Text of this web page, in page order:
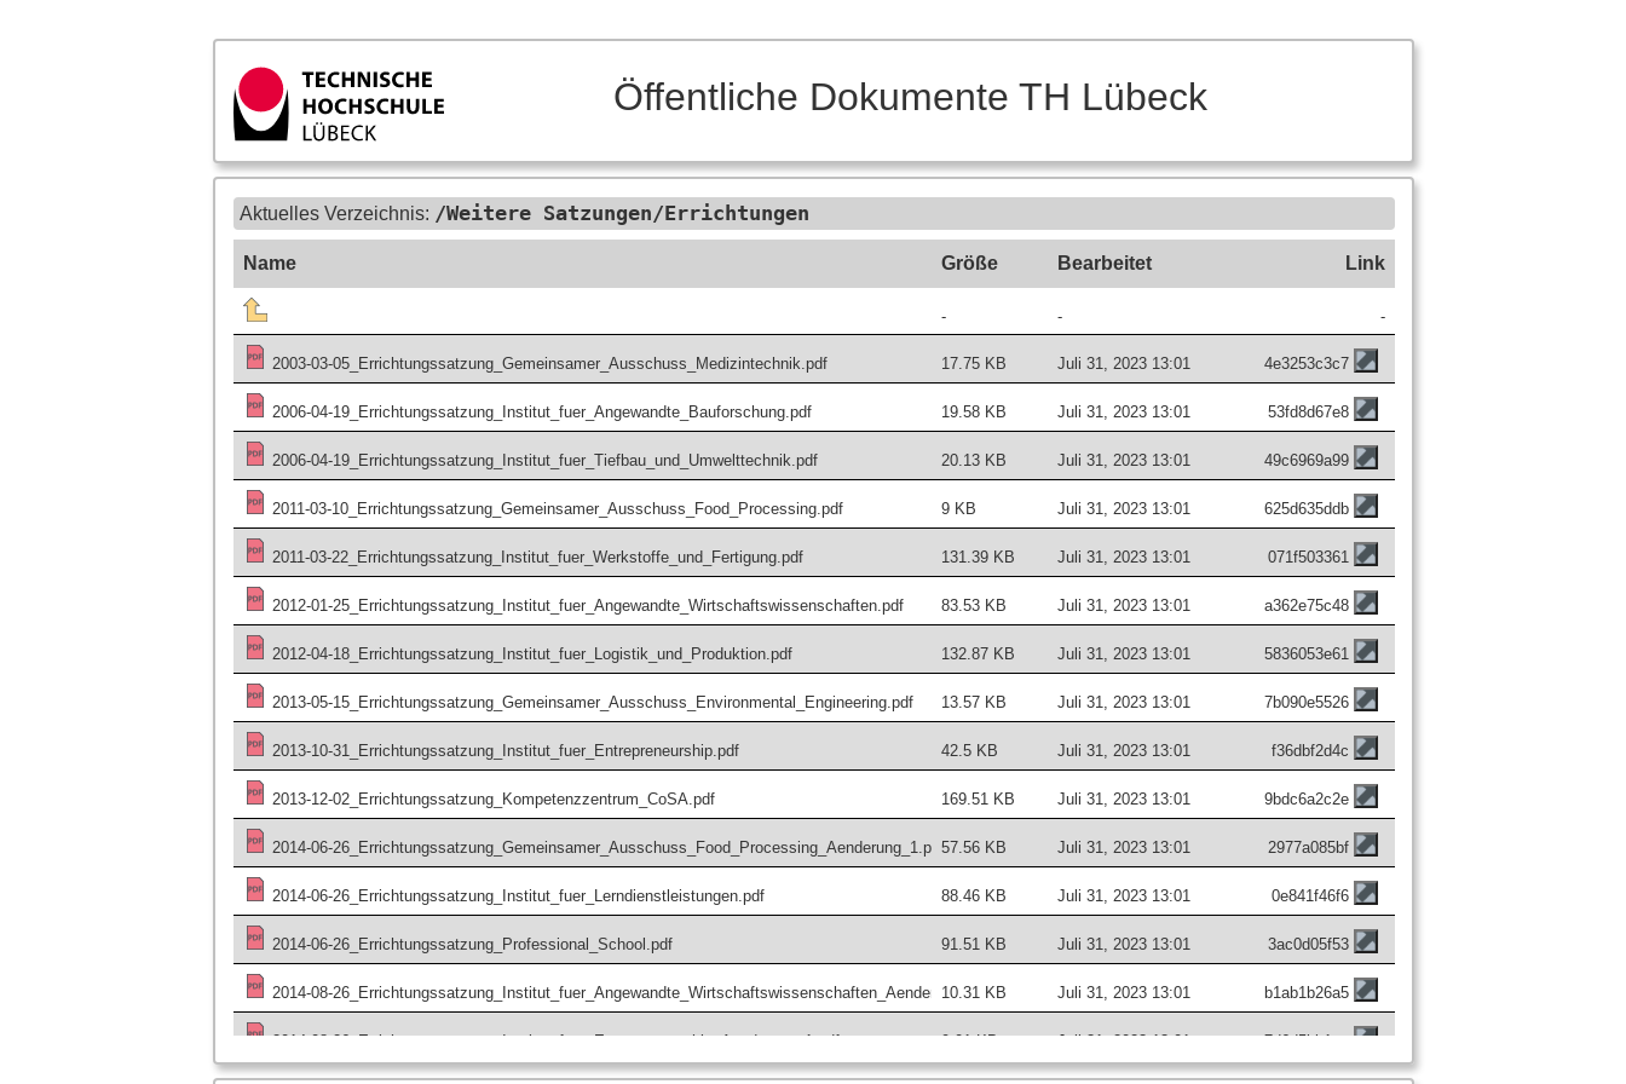
Öffentliche Dokumente TH Lübeck
Aktuelles Verzeichnis: /Weitere Satzungen/Errichtungen
Name Größe Bearbeitet Link
- - -
2003-03-05_Errichtungssatzung_Gemeinsamer_Ausschuss_Medizintechnik.pdf 17.75 KB Juli 31, 2023 13:01 4e3253c3c7
2006-04-19_Errichtungssatzung_Institut_fuer_Angewandte_Bauforschung.pdf 19.58 KB Juli 31, 2023 13:01 53fd8d67e8
2006-04-19_Errichtungssatzung_Institut_fuer_Tiefbau_und_Umwelttechnik.pdf 20.13 KB Juli 31, 2023 13:01 49c6969a99
2011-03-10_Errichtungssatzung_Gemeinsamer_Ausschuss_Food_Processing.pdf 9 KB Juli 31, 2023 13:01 625d635ddb
2011-03-22_Errichtungssatzung_Institut_fuer_Werkstoffe_und_Fertigung.pdf 131.39 KB Juli 31, 2023 13:01 071f503361
2012-01-25_Errichtungssatzung_Institut_fuer_Angewandte_Wirtschaftswissenschaften.pdf 83.53 KB Juli 31, 2023 13:01 a362e75c48
2012-04-18_Errichtungssatzung_Institut_fuer_Logistik_und_Produktion.pdf 132.87 KB Juli 31, 2023 13:01 5836053e61
2013-05-15_Errichtungssatzung_Gemeinsamer_Ausschuss_Environmental_Engineering.pdf 13.57 KB Juli 31, 2023 13:01 7b090e5526
2013-10-31_Errichtungssatzung_Institut_fuer_Entrepreneurship.pdf 42.5 KB Juli 31, 2023 13:01 f36dbf2d4c
2013-12-02_Errichtungssatzung_Kompetenzzentrum_CoSA.pdf 169.51 KB Juli 31, 2023 13:01 9bdc6a2c2e
2014-06-26_Errichtungssatzung_Gemeinsamer_Ausschuss_Food_Processing_Aenderung_1.pdf57.56 KB Juli 31, 2023 13:01 2977a085bf
2014-06-26_Errichtungssatzung_Institut_fuer_Lerndienstleistungen.pdf 88.46 KB Juli 31, 2023 13:01 0e841f46f6
2014-06-26_Errichtungssatzung_Professional_School.pdf 91.51 KB Juli 31, 2023 13:01 3ac0d05f53
2014-08-26_Errichtungssatzung_Institut_fuer_Angewandte_Wirtschaftswissenschaften_Aenderung_1.pdf
10.31 KB Juli 31, 2023 13:01 b1ab1b26a5
2014-08-26_Errichtungssatzung_Institut_fuer_Entrepreneurship_Aenderung_1.pdf 9.01 KB Juli 31, 2023 13:01 7d6d5bb1cc